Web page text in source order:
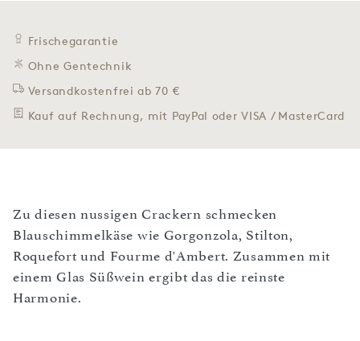
Frischegarantie
Ohne Gentechnik
Versandkostenfrei ab 70 €
Kauf auf Rechnung, mit PayPal oder VISA / MasterCard
Zu diesen nussigen Crackern schmecken
Blauschimmelkäse wie Gorgonzola, Stilton,
Roquefort und Fourme d'Ambert. Zusammen mit
einem Glas Süßwein ergibt das die reinste
Harmonie.